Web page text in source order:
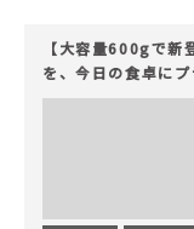
【大容量600gで新
を、今日の食卓にプ